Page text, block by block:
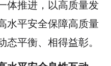
体推进，以高质量发
水平安全保障高质量
平衡、相得益彰。